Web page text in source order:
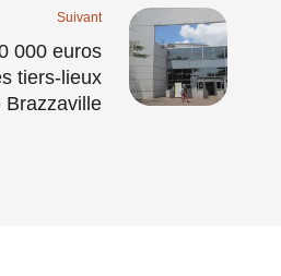
Suivant
000 euros
tiers-lieux
Brazzaville